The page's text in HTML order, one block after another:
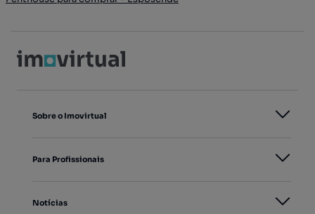
Sobre o Imovirtual
Para Profissionais
Notícias